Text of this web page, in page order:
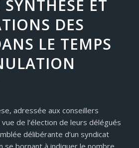
ET
DES
LE TEMPS
adressée aux conseillers
de l’élection de leurs délégués
délibérante d’un syndicat
se bornant à indiquer le nombre